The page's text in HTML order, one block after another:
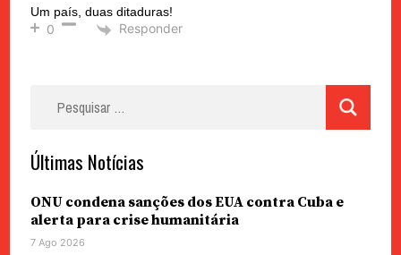
Um país, duas ditaduras!
0 Responder
Últimas Notícias
ONU condena sanções dos EUA contra Cuba e
alerta para crise humanitária
7 Ago 2026